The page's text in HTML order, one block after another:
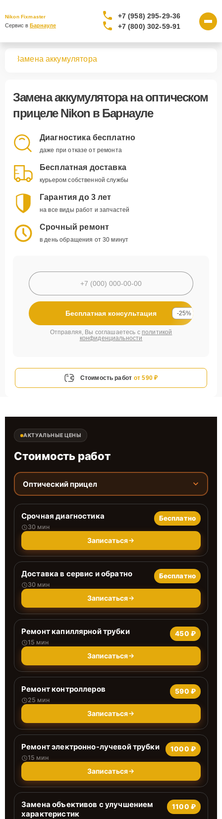
Nikon Fixmaster
Сервис в Барнауле
+7 (958) 295-29-36
+7 (800) 302-59-91
Замена аккумулятора
Замена аккумуляторана оптическом
прицеле Nikon в Барнауле
Диагностика бесплатно
даже при отказе от ремонта
Бесплатная доставка
курьером собственной службы
Гарантия до 3 лет
на все виды работ и запчастей
Срочный ремонт
в день обращения от 30 минут
Бесплатная консультация -25%
Отправляя, Вы соглашаетесь с политикой
конфиденциальности
Стоимость работ от 590 ₽
АКТУАЛЬНЫЕ ЦЕНЫ
Стоимость работ
Оптический прицел
Срочная диагностика
30 мин
Бесплатно
Записаться
Доставка в сервис и обратно
30 мин
Бесплатно
Записаться
Ремонт капиллярной трубки
15 мин
450 ₽
Записаться
Ремонт контроллеров
25 мин
590 ₽
Записаться
Ремонт электронно-лучевой трубки
15 мин
1000 ₽
Записаться
Замена объективов с улучшением
характеристик
1100 ₽